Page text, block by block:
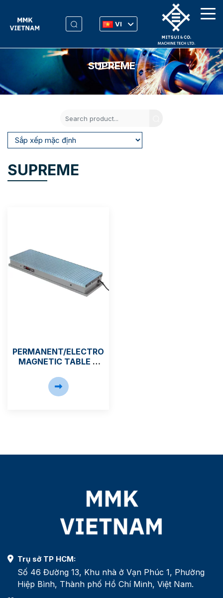
VI
SUPREME
SUPREME
PERMANENT/ELECTRO
MAGNETIC TABLE &
Trụ sở TP HCM:
Số 46 Đường 13, Khu nhà ở Vạn Phúc 1, Phường
Hiệp Bình, Thành phố Hồ Chí Minh, Việt Nam.